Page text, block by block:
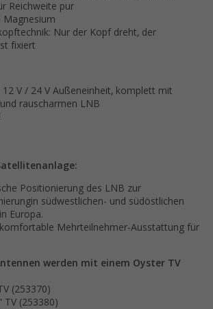
Reichweite pur
Magnesium
Nur der Kopf dreht, der
fixiert
V / 24 V Außeneinheit, komplett mit
rauscharmen LNB
Positionierung des LNB zur
südwestlichen- und südöstlichen
Europa.
komfortable Mehrteilnehmer-Ausstattung für
werden mit einem Oyster TV
(253370)
TV (253380)